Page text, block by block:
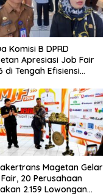
Komisi B DPRD
Apresiasi Job Fair
di Tengah Efisiensi
Magetan Gelar
20 Perusahaan
2.159 Lowongan